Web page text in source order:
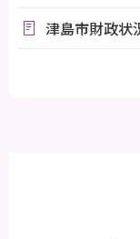
津島市財政状